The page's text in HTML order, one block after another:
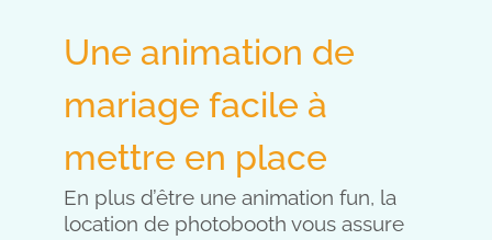
Une animation de
mariage facile à
mettre en place
En plus d’être une animation fun, la
location de photobooth vous assure